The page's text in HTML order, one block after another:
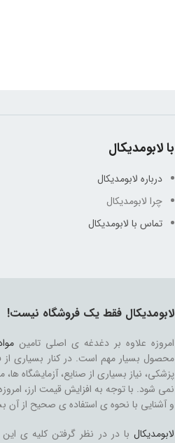
با لابومدیکال
درباره لابومدیکال
چرا لابومدیکال
تماس با لابومدیکال
لابومدیکال فقط یک فروشگاه نیست!
امروزه علاوه بر دغدغه ی اصلی تامین
محصول بسیار مهم است. در کنار بسیاری
پزشکی، نیاز بسیاری از صنایع، آزمایشگاه
نمی شود. با توجه به افزایش قیمت ارز،
و آشنایی با نحوه ی استفاده ی صحیح از
لابومدیکال با در در نظر گرفتن کلیه ی